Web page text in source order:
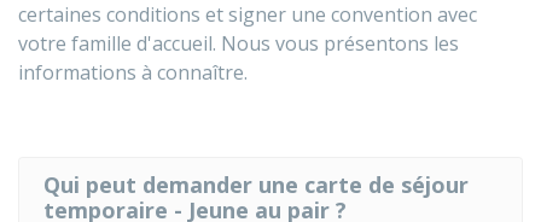
certaines conditions et signer une convention avec
votre famille d'accueil. Nous vous présentons les
informations à connaître.
Qui peut demander une carte de séjour
temporaire - Jeune au pair ?